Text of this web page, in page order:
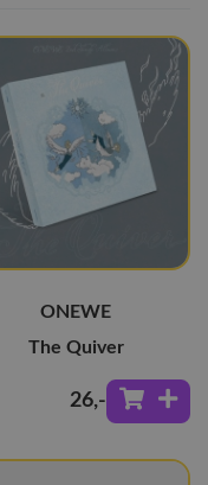
ONEWE
The Quiver
26,-